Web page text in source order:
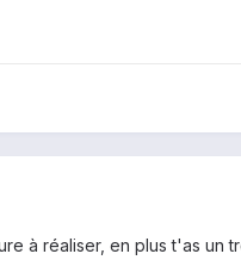
à réaliser, en plus t'as